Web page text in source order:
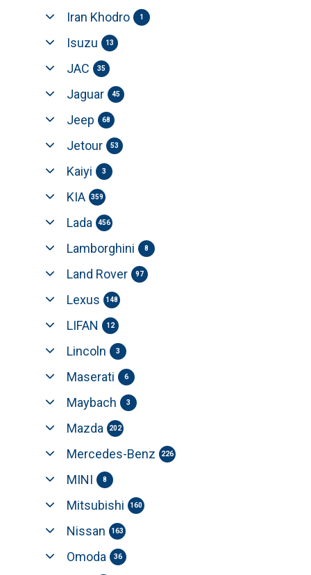
Iran Khodro 1
Isuzu 13
JAC 35
Jaguar 45
Jeep 68
Jetour 53
Kaiyi 3
KIA 359
Lada 456
Lamborghini 8
Land Rover 97
Lexus 148
LIFAN 12
Lincoln 3
Maserati 6
Maybach 3
Mazda 202
Mercedes-Benz 226
MINI 8
Mitsubishi 160
Nissan 163
Omoda 36